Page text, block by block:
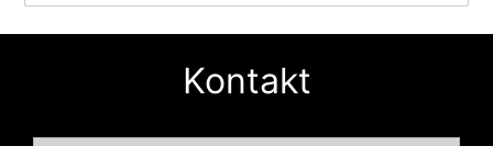
Kontakt